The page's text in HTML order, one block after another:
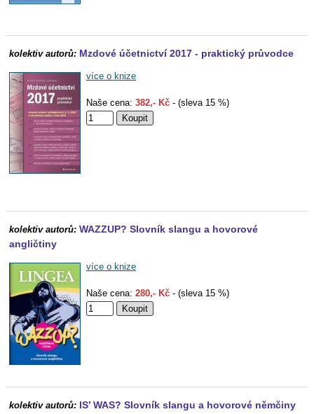
kolektiv autorů: Mzdové účetnictví 2017 - praktický průvodce
více o knize
Naše cena: 382,- Kč - (sleva 15 %)
kolektiv autorů: WAZZUP? Slovník slangu a hovorové
angličtiny
více o knize
Naše cena: 280,- Kč - (sleva 15 %)
kolektiv autorů: IS’ WAS? Slovník slangu a hovorové němčiny